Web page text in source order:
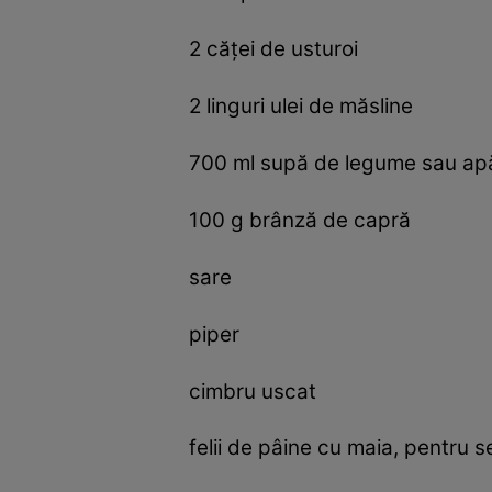
2 căței de usturoi
2 linguri ulei de măsline
700 ml supă de legume sau
100 g brânză de capră
sare
piper
cimbru uscat
felii de pâine cu maia, pentru